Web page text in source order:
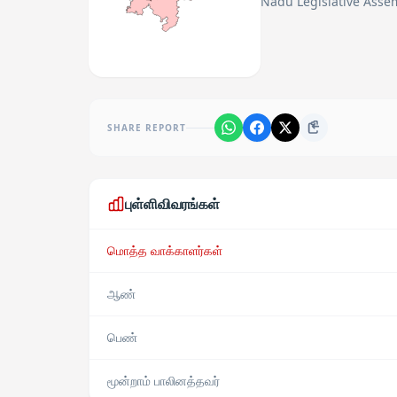
SHARE REPORT
புள்ளிவிவரங்கள்
மொத்த வாக்காளர்கள்
ஆண்
பெண்
மூன்றாம் பாலினத்தவர்